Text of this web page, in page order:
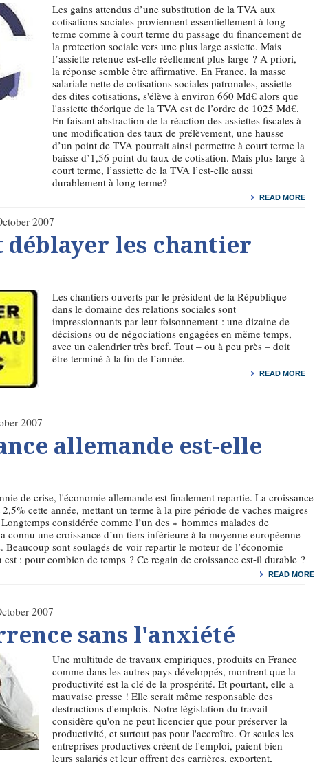
Les gains attendus d’une substitution de la TVA aux
cotisations sociales proviennent essentiellement à long
terme comme à court terme du passage du financement de
la protection sociale vers une plus large assiette. Mais
l’assiette retenue est-elle réellement plus large ? A priori,
la réponse semble être affirmative. En France, la masse
salariale nette de cotisations sociales patronales, assiette
des dites cotisations, s'élève à environ 660 Md€ alors que
l'assiette théorique de la TVA est de l’ordre de 1025 Md€.
En faisant abstraction de la réaction des assiettes fiscales à
une modification des taux de prélèvement, une hausse
d’un point de TVA pourrait ainsi permettre à court terme la
baisse d’1,56 point du taux de cotisation. Mais plus large à
court terme, l’assiette de la TVA l’est-elle aussi
durablement à long terme?
READ MORE
2007
déblayer les chantier
Les chantiers ouverts par le président de la République
dans le domaine des relations sociales sont
impressionnants par leur foisonnement : une dizaine de
décisions ou de négociations engagées en même temps,
avec un calendrier très bref. Tout – ou à peu près – doit
être terminé à la fin de l’année.
READ MORE
2007
allemande est-elle
de crise, l'économie allemande est finalement repartie. La croissance
cette année, mettant un terme à la pire période de vaches maigres
considérée comme l’un des « hommes malades de
connu une croissance d’un tiers inférieure à la moyenne européenne
Beaucoup sont soulagés de voir repartir le moteur de l’économie
est : pour combien de temps ? Ce regain de croissance est-il durable ?
READ MORE
2007
sans l'anxiété
Une multitude de travaux empiriques, produits en France
comme dans les autres pays développés, montrent que la
productivité est la clé de la prospérité. Et pourtant, elle a
mauvaise presse ! Elle serait même responsable des
destructions d'emplois. Notre législation du travail
considère qu'on ne peut licencier que pour préserver la
productivité, et surtout pas pour l'accroître. Or seules les
entreprises productives créent de l'emploi, paient bien
leurs salariés et leur offrent des carrières, exportent,